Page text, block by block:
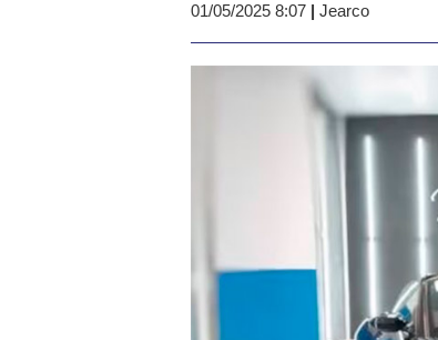
01/05/2025 8:07 | Jearco